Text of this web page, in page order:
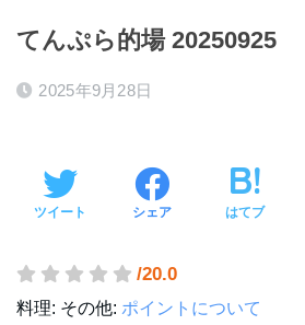
てんぷら的場 20250925
2025年9月28日
ツイート シェア はてブ
/20.0
料理: その他: ポイントについて